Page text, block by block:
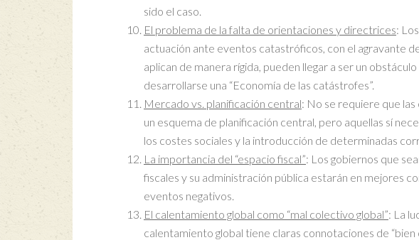
sido el caso.
El problema de la falta de orientaciones y directrices:
actuación ante eventos catastróficos, con el agravante
aplican de manera rígida, pueden llegar a ser un
desarrollarse una “Economía de las catástrofes”.
Mercado vs. planificación central: No se requiere que
un esquema de planificación central, pero aquellas sí
los costes sociales y la introducción de determinadas
La importancia del “espacio fiscal”: Los gobiernos que
fiscales y su administración pública estarán en mejores
eventos negativos.
El calentamiento global como “mal colectivo global”: La
calentamiento global tiene claras connotaciones de “bien